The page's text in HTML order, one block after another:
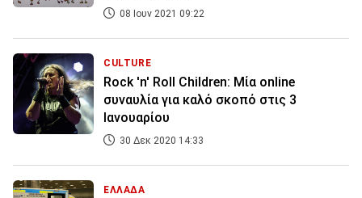
08 Ιουν 2021 09:22
CULTURE
Rock 'n' Roll Children: Μία online
συναυλία για καλό σκοπό στις 3
Ιανουαρίου
30 Δεκ 2020 14:33
ΕΛΛΑΔΑ